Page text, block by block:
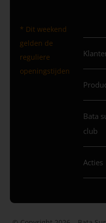
* Dit weekend
gelden de
reguliere
openingstijden
Bata
club
Acties